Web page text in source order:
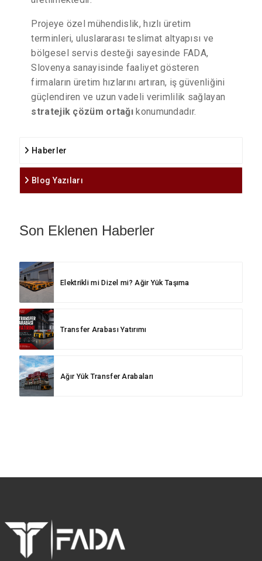
Projeye özel mühendislik, hızlı üretim
terminleri, uluslararası teslimat altyapısı ve
bölgesel servis desteği sayesinde FADA,
Slovenya sanayisinde faaliyet gösteren
firmaların üretim hızlarını artıran, iş güvenliğini
güçlendiren ve uzun vadeli verimlilik sağlayan
stratejik çözüm ortağı konumundadır.
Haberler
Blog Yazıları
Son Eklenen Haberler
Elektrikli mi Dizel mi? Ağir Yük Taşıma
Transfer Arabası Yatırımı
Ağır Yük Transfer Arabaları